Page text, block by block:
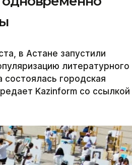
в Астане запустили
литературного
состоялась городская
Kazinform со ссылкой